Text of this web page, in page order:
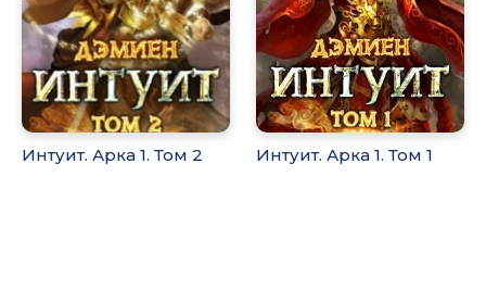
Интуит. Арка 1. Том 2 Интуит. Арка 1. Том 1